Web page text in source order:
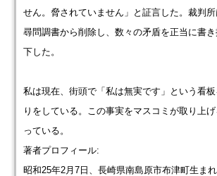
せん。脅されていません」と証言した。裁判
尋問調書から削除し、数々の矛盾を正当に書
下した。
私は現在、街頭で「私は無実です」という看
りをしている。この事実をマスコミが取り上
っている。
著者プロフィール:
昭和25年2月7日、長崎県南島原市布津町生まれ